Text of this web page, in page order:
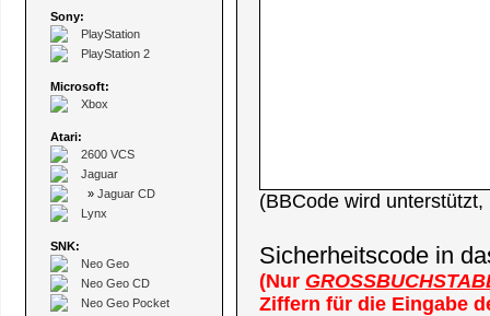
Sony:
PlayStation
PlayStation 2
Microsoft:
Xbox
Atari:
2600 VCS
Jaguar
» Jaguar CD
Lynx
SNK:
Neo Geo
Neo Geo CD
Neo Geo Pocket
(BBCode wird
Sicherheitscode in
(Nur
Ziffern für die Eingabe